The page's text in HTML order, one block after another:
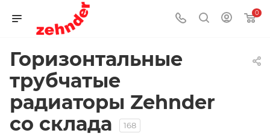
0
Горизонтальные
трубчатые
радиаторы Zehnder
со склада
168